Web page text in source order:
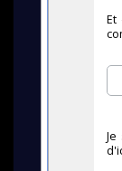
Et